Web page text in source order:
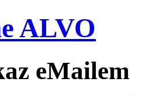
ALVO
eMailem